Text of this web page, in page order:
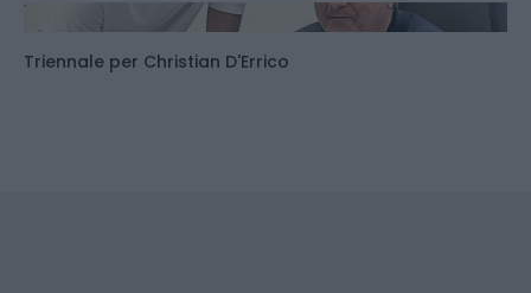
Triennale per Christian D'Errico